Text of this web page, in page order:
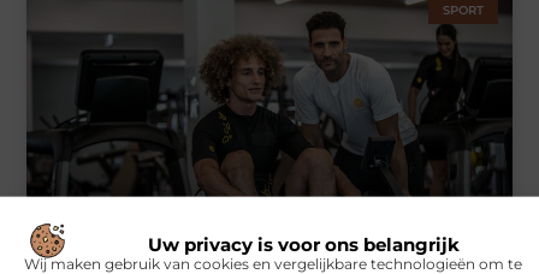
Uw privacy is voor ons belangrijk
Wij maken gebruik van cookies en vergelijkbare technologieën om te
SPORT
Symbiont360: Innovatieve EMS-training in Utrecht voor een
effectieve workout